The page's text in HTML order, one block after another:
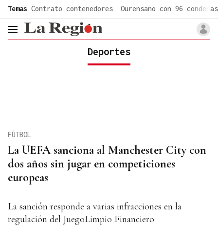
Temas Contrato contenedores Ourensano con 96 condenas
header.menu.open
Deportes
La UEFA sanciona al Manchester City con
dos años sin jugar en competiciones
europeas
FÚTBOL
La sanción responde a varias infracciones en la
regulación del JuegoLimpio Financiero